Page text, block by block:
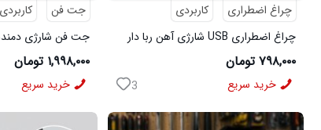
چراغ اضطراری
کاربردی
چراغ اضطراری USB شارژی آهن ربا دار
۷۹۸,۰۰۰ تومان
خرید سریع 3
جت فن
کاربردی
جت فن شارژی
X9
۱,۹۹۸,۰۰۰ تومان
خرید سریع